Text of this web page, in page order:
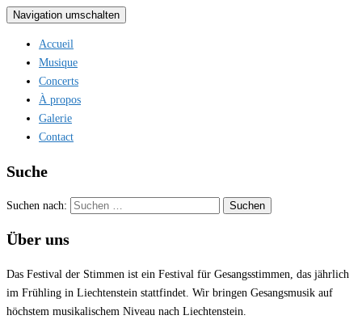
Navigation umschalten
Accueil
Musique
Concerts
À propos
Galerie
Contact
Suche
Suchen nach:
Über uns
Das Festival der Stimmen ist ein Festival für Gesangsstimmen, das jährlich
im Frühling in Liechtenstein stattfindet. Wir bringen Gesangsmusik auf
höchstem musikalischem Niveau nach Liechtenstein.